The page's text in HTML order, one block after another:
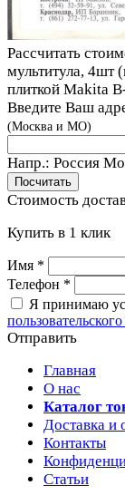
Рассчитать
мультитула, 4шт
плиткой Makita
Введите Ваш
(Москва и МО)
Напр.: Россия
Стоимость
Купить в 1 клик
Имя *
Телефон *
Я принимаю
Отправить
Главная
О нас
Каталог
Доставка и
Контакты
Статьи